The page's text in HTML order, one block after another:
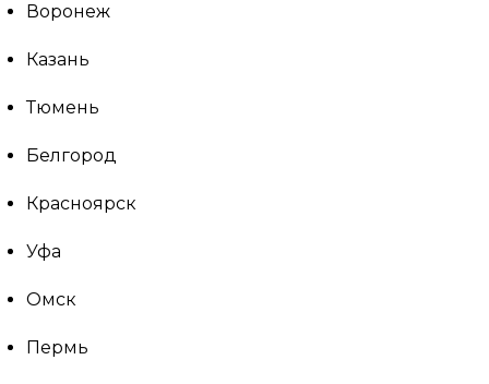
Воронеж
Казань
Тюмень
Белгород
Красноярск
Уфа
Омск
Пермь